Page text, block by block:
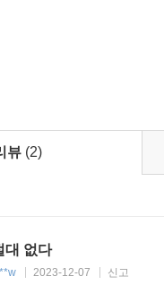
것이다. 전쟁은 각 문
병장기와 축성술이 중요
수를 알아야 제대로 사
고, 수학도 전쟁을 계기
있는 수학②
?
특정한 자원에 접근 권
용을 이해하고 약속되
용되었다. 20세기에 제
뷰 (2)
대 없다
2023-12-07 신고